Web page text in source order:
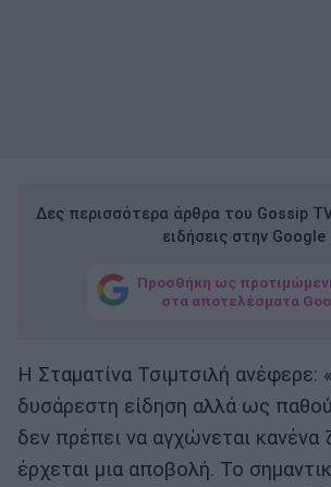
Δες περισσότερα άρθρα του Gossip
ειδήσεις στην Google
Προσθήκη ως
στα αποτελέσματα
Η Σταματίνα Τσιμτσιλή ανέφερε:
δυσάρεστη είδηση αλλά ως
δεν πρέπει να αγχώνεται κανένα
έρχεται μια αποβολή. Το